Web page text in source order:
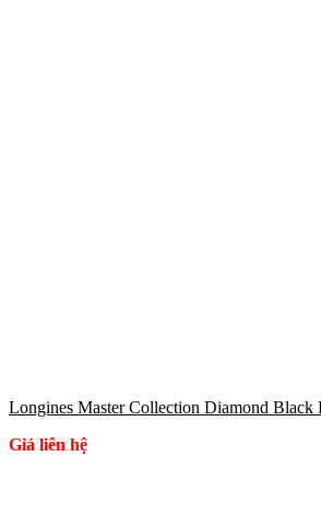
Longines Master Collection Diamond Black
Giá liên hệ